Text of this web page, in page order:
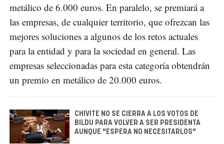
metálico de 6.000 euros. En paralelo, se premiará a
las empresas, de cualquier territorio, que ofrezcan las
mejores soluciones a algunos de los retos actuales
para la entidad y para la sociedad en general. Las
empresas seleccionadas para esta categoría obtendrán
un premio en metálico de 20.000 euros.
CHIVITE NO SE CIERRA A LOS VOTOS DE
BILDU PARA VOLVER A SER PRESIDENTA
AUNQUE "ESPERA NO NECESITARLOS"